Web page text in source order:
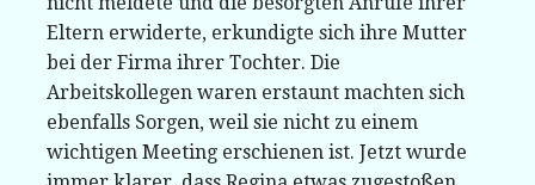
Eltern erwiderte, erkundigte sich ihre Mutter
bei der Firma ihrer Tochter. Die
Arbeitskollegen waren erstaunt machten sich
ebenfalls Sorgen, weil sie nicht zu einem
wichtigen Meeting erschienen ist. Jetzt wurde